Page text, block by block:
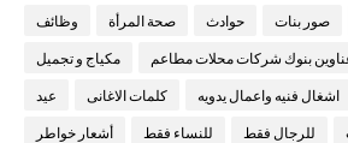
وظائف صحة المرأة حوادث صور بنات
مكياج و تجميل بنوك شركات محلات مطاعم
عيد كلمات الاغانى اشغال فنيه واعمال يدويه
أشعار خواطر للنساء فقط للرجال فقط